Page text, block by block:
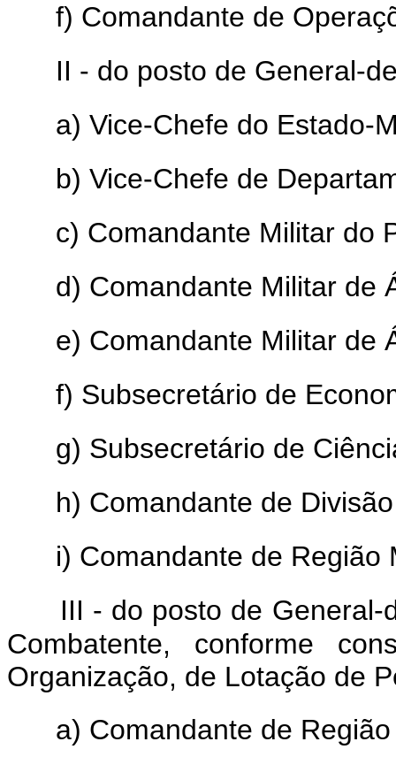
f) Comandante de
II - do posto de General-
a) Vice-Chefe do Estado-
b) Vice-Chefe de
c) Comandante Militar do
d) Comandante Militar de
e) Comandante Militar de
f) Subsecretário de
g) Subsecretário de
h) Comandante de
i) Comandante de Região
III - do posto de
Combatente, conforme
Organização, de Lotação de
a) Comandante de